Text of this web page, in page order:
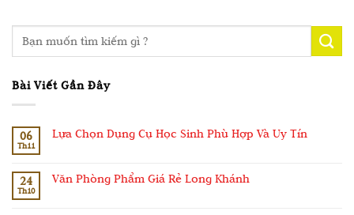
Bài Viết Gần Đây
06
Th11
Lựa Chọn Dụng Cụ Học Sinh Phù Hợp Và Uy Tín
24
Th10
Văn Phòng Phẩm Giá Rẻ Long Khánh